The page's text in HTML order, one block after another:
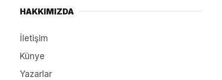
HAKKIMIZDA
İletişim
Künye
Yazarlar